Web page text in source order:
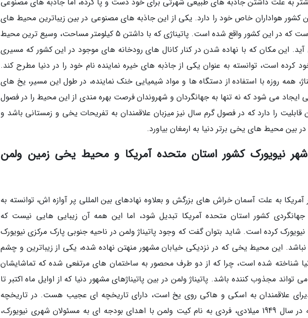
کشور هواداران خاص خود را دارد. یکی از این جاذبه های مصنوعی در بین زیباترین محیط های
یخی دنیا، پاتیناژ فلونایس است که در این کشور واقع شده است. پاتیناژی که با داشتن 5 کیلومتر مساحت، وسیع ترین محیط
این مکان که با نهاده شدن در کنار کانال های رودخانه های موجود در این کشور که مسیری
از آن خود کرده است، توانسته به عنوان یکی از جاذبه های خیره نماینده نام خود را در دنیا مطرح کند.
همه روزه با استفاده از دستگاه ها و مواد شیمیایی خنک نماینده، در طول این مسیر، یخ های
می شود که نه تنها به جهانگردان و شهروندان فرصت بهره مندی از این محیط را در فصول
را دارد که در فصول گرم سال نیز میزبان علاقمندان به تفریحات یخی و زمستانی باشد و
بین محیط های یخی برتر دنیا به ارمغان بیاورد.
شهر نیویورک کشور استان متحده آمریکا و محیط یخی زمین ولمن
به علت آسمان خراش های بزرگش و بعلاوه نهادهای بین المللی پر آوازه اش، توانسته به
کشور استان متحده آمریکا تبدیل شود، اما این همه آن زیبایی هایی نیست که
کرده است. شاید بتوان گفت که وجود پاتیناژ ولمن در ناحیه جنوبی پارک مرکزی نیویورک
نباشد. این محیط یخی که در نزدیکی خیابان مشهور منهتن نهاده شده، یکی از زیباترین و چشم
شناخته شده است، چرا که از دو طرف محصور به ساختمان های مرتفعی شده که تماشایشان
تواند مجذوب کننده باشد. پاتیناژ ولمن در بین پاتیناژهای مشهور دنیا که از اوایل ماه اکتبر تا
علاقمندان به اسکی و هاکی روی یخ است، دارای تاریخچه ای عجیب هست. در تاریخچه
مربوط به آن پاتیناژ آمده که در سال 1949 میلادی، فردی به نام کیت ولمن با اهدای بودجه ای به مسئولان شهری نیویورک،